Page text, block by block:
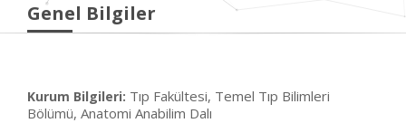
Genel Bilgiler
Kurum Bilgileri: Tıp Fakültesi, Temel Tıp Bilimleri
Bölümü, Anatomi Anabilim Dalı